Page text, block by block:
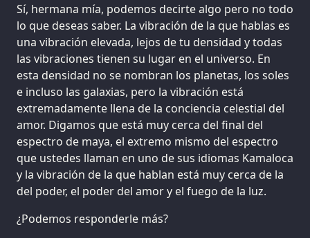
Sí, hermana mía, podemos decirte algo pero no todo
lo que deseas saber. La vibración de la que hablas es
una vibración elevada, lejos de tu densidad y todas
las vibraciones tienen su lugar en el universo. En
esta densidad no se nombran los planetas, los soles
e incluso las galaxias, pero la vibración está
extremadamente llena de la conciencia celestial del
amor. Digamos que está muy cerca del final del
espectro de maya, el extremo mismo del espectro
que ustedes llaman en uno de sus idiomas Kamaloca
y la vibración de la que hablan está muy cerca de la
del poder, el poder del amor y el fuego de la luz.
¿Podemos responderle más?